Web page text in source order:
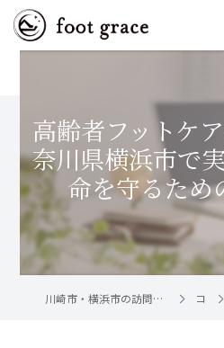
高齢者フットケ
奈川県横浜市で
命を守るため
川崎市・横浜市の訪問フットケア｜足と爪のお手入れ屋さん foot grace コラム